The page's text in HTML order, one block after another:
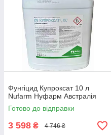
Фунгіцид Купроксат 10 л
Nufarm Нуфарм Австралія
Готово до відправки
3 598 ₴ 4 746 ₴